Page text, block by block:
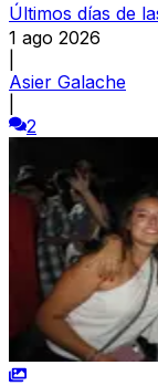
Últimos días de
1 ago 2026
Asier Galache
2